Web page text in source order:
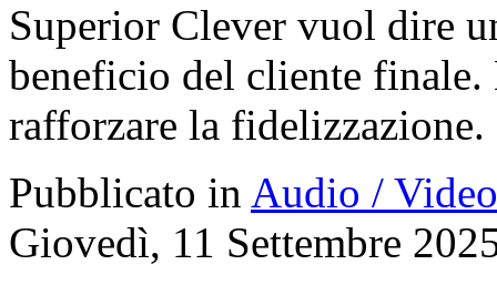
Superior Clever vuol dire
beneficio del cliente finale.
rafforzare la fidelizzazione.
Pubblicato in Audio / Video
Giovedì, 11 Settembre